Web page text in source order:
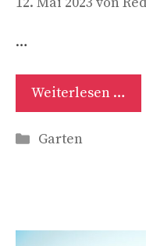
…
Weiterlesen …
Kategorien
Garten